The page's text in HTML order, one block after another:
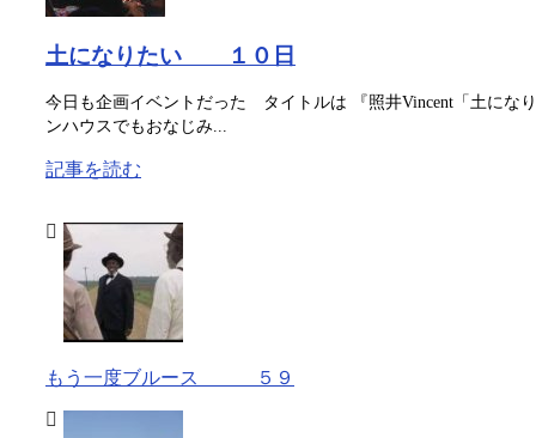
土になりたい １０日
今日も企画イベントだった タイトルは 『照井Vincent「土にな
ンハウスでもおなじみ...
記事を読む
もう一度ブルース ５９